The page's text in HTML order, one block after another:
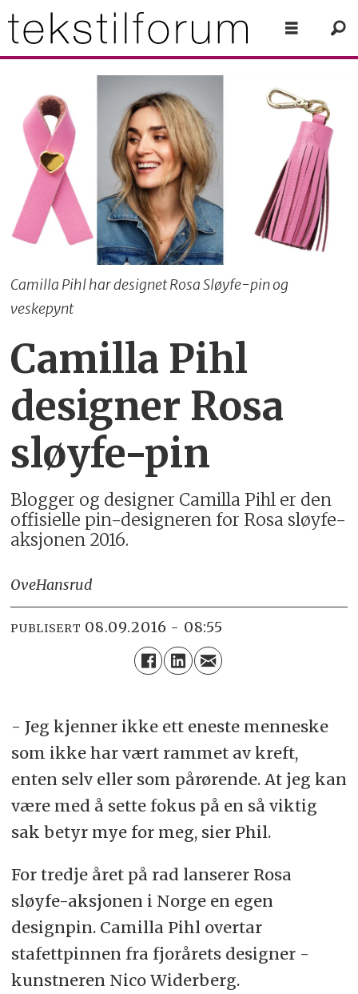
Camilla Pihl har designet Rosa Sløyfe-pin og
veskepynt
Camilla Pihl
designer Rosa
sløyfe-pin
Blogger og designer Camilla Pihl er den
offisielle pin-designeren for Rosa sløyfe-
aksjonen 2016.
OveHansrud
PUBLISERT 08.09.2016 - 08:55
- Jeg kjenner ikke ett eneste menneske
som ikke har vært rammet av kreft,
enten selv eller som pårørende. At jeg kan
være med å sette fokus på en så viktig
sak betyr mye for meg, sier Phil.
For tredje året på rad lanserer Rosa
sløyfe-aksjonen i Norge en egen
designpin. Camilla Pihl overtar
stafettpinnen fra fjorårets designer -
kunstneren Nico Widerberg.